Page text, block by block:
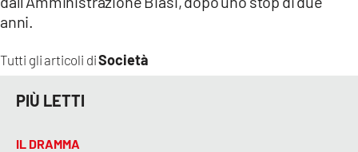
APPLE
Tutti gli articoli diSocietà
anni.
PIÙ LETTI
IL DRAMMA